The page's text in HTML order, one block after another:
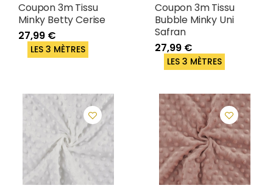
Coupon 3m Tissu
Minky Betty Cerise
27,99 €
LES 3 MÈTRES
Coupon 3m Tissu
Bubble Minky Uni
Safran
27,99 €
LES 3 MÈTRES